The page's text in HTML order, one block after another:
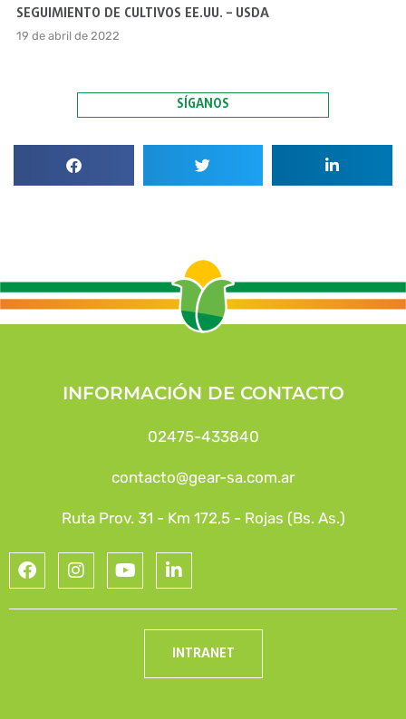
SEGUIMIENTO DE CULTIVOS EE.UU. – USDA
19 de abril de 2022
SÍGANOS
INFORMACIÓN DE CONTACTO
02475-433840
contacto@gear-sa.com.ar
Ruta Prov. 31 - Km 172,5 - Rojas (Bs. As.)
INTRANET